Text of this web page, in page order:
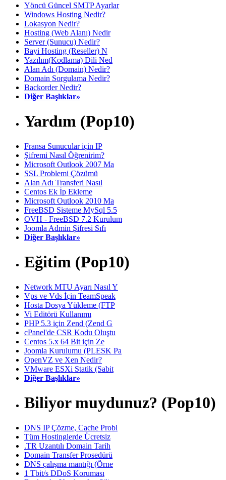
Yöncü Güncel SMTP Ayarlar
Windows Hosting Nedir?
Lokasyon Nedir?
Hosting (Web Alanı) Nedir
Server (Sunucu) Nedir?
Bayi Hosting (Reseller) N
Yazılım(Kodlama) Dili Ned
Alan Adı (Domain) Nedir?
Domain Sorgulama Nedir?
Backorder Nedir?
Diğer Başlıklar»
Yardım (Pop10)
Fransa Sunucular için IP
Şifremi Nasıl Öğrenirim?
Microsoft Outlook 2007 Ma
SSL Problemi Çözümü
Alan Adı Transferi Nasıl
Centos Ek İp Ekleme
Microsoft Outlook 2010 Ma
FreeBSD Sisteme MySql 5.5
OVH - FreeBSD 7.2 Kurulum
Joomla Admin Şifresi Sıfı
Diğer Başlıklar»
Eğitim (Pop10)
Network MTU Ayarı Nasıl Y
Vps ve Vds İçin TeamSpeak
Hosta Dosya Yükleme (FTP
Vi Editörü Kullanımı
PHP 5.3 için Zend (Zend G
cPanel'de CSR Kodu Oluştu
Centos 5.x 64 Bit için Ze
Joomla Kurulumu (PLESK Pa
OpenVZ ve Xen Nedir?
VMware ESXi Statik (Sabit
Diğer Başlıklar»
Biliyor muydunuz? (Pop10)
DNS IP Çözme, Cache Probl
Tüm Hostinglerde Ücretsiz
.TR Uzantılı Domain Tarih
Domain Transfer Prosedürü
DNS çalışma mantığı (Örne
1 Tbit/s DDoS Koruması